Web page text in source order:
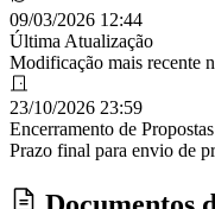
09/03/2026 12:44
Última Atualização
Modificação mais recente
23/10/2026 23:59
Encerramento de Propostas
Prazo final para envio de